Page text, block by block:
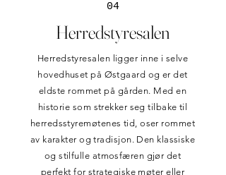
04
Herredstyresalen
Herredstyresalen ligger inne i selve
hovedhuset på Østgaard og er det
eldste rommet på gården. Med en
historie som strekker seg tilbake til
herredsstyremøtenes tid, oser rommet
av karakter og tradisjon. Den klassiske
og stilfulle atmosfæren gjør det
perfekt for strategiske møter eller